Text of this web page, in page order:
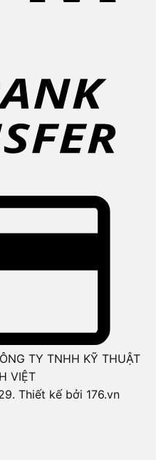
TY TNHH KỸ THUẬT
VIỆT
Thiết kế bởi 176.vn